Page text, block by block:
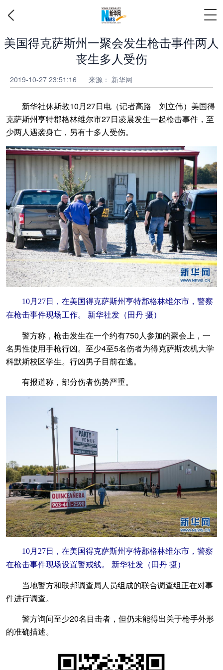
美国得克萨斯州一聚会发生枪击事件两人
丧生多人受伤
2019-10-27 23:51:16 来源： 新华网
新华社休斯敦10月27日电（记者高路 刘立伟）美国得
克萨斯州亨特郡格林维尔市27日凌晨发生一起枪击事件，至
少两人遇袭身亡，另有十多人受伤。
10月27日，在美国得克萨斯州亨特郡格林维尔市，警察
在枪击事件现场工作。 新华社发（田丹 摄）
警方称，枪击发生在一个约有750人参加的聚会上，一
名男性使用手枪行凶。至少4至5名伤者为得克萨斯农机大学
科默斯校区学生。行凶男子目前在逃。
有报道称，部分伤者伤势严重。
10月27日，在美国得克萨斯州亨特郡格林维尔市，警察
在枪击事件现场设置警戒线。 新华社发（田丹 摄）
当地警方和联邦调查局人员组成的联合调查组正在对事
件进行调查。
警方询问至少20名目击者，但仍未能得出关于枪手外形
的准确描述。